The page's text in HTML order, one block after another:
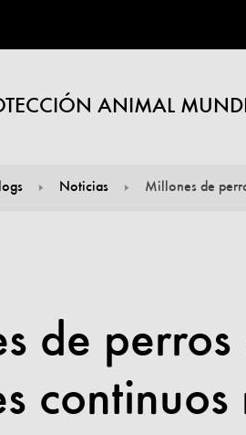
ANIMAL
Noticias Millones de
de perros